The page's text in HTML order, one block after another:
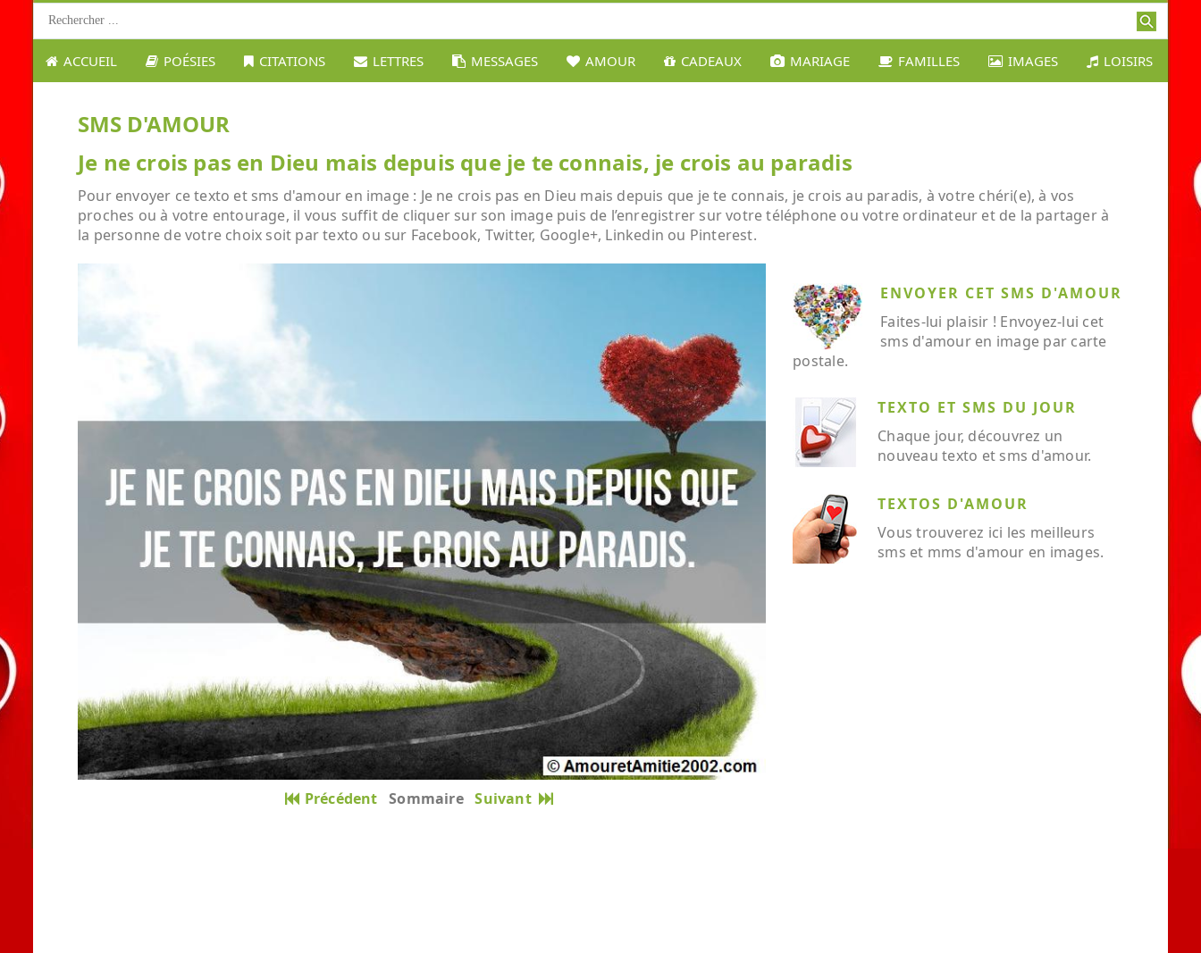
ACCUEIL POÉSIES CITATIONS LETTRES MESSAGES AMOUR CADEAUX MARIAGE FAMILLES IMAGES LOISIRS
SMS D'AMOUR
Je ne crois pas en Dieu mais depuis que je te connais, je crois au paradis
Pour envoyer ce texto et sms d'amour en image : Je ne crois pas en Dieu mais depuis que je te connais, je crois au paradis, à votre chéri(e), à vos
proches ou à votre entourage, il vous suffit de cliquer sur son image puis de l’enregistrer sur votre téléphone ou votre ordinateur et de la partager à
la personne de votre choix soit par texto ou sur Facebook, Twitter, Google+, Linkedin ou Pinterest.
Précédent Sommaire Suivant
ENVOYER CET SMS D'AMOUR
Faites-lui plaisir ! Envoyez-lui cet
sms d'amour en image par carte
postale.
TEXTO ET SMS DU JOUR
Chaque jour, découvrez un
nouveau texto et sms d'amour.
TEXTOS D'AMOUR
Vous trouverez ici les meilleurs
sms et mms d'amour en images.